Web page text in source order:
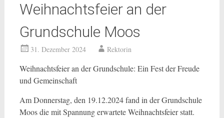
Weihnachtsfeier an der
Grundschule Moos
31. Dezember 2024 Rektorin
Weihnachtsfeier an der Grundschule: Ein Fest der Freude
und Gemeinschaft
Am Donnerstag, den 19.12.2024 fand in der Grundschule
Moos die mit Spannung erwartete Weihnachtsfeier statt.